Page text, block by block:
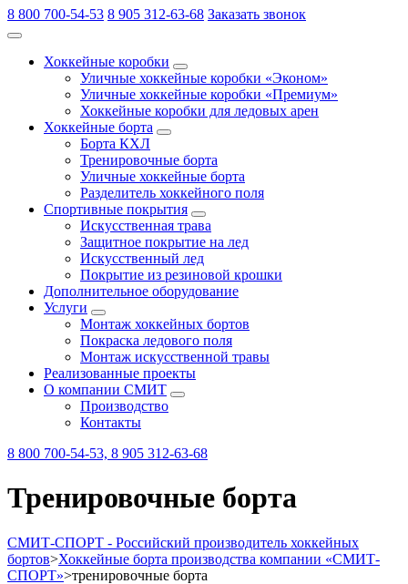
8 800 700-54-53 8 905 312-63-68 Заказать звонок
Хоккейные коробки
Уличные хоккейные коробки «Эконом»
Уличные хоккейные коробки «Премиум»
Хоккейные коробки для ледовых арен
Хоккейные борта
Борта КХЛ
Тренировочные борта
Уличные хоккейные борта
Разделитель хоккейного поля
Спортивные покрытия
Искусственная трава
Защитное покрытие на лед
Искусственный лед
Покрытие из резиновой крошки
Дополнительное оборудование
Услуги
Монтаж хоккейных бортов
Покраска ледового поля
Монтаж искусственной травы
Реализованные проекты
О компании СМИТ
Производство
Контакты
8 800 700-54-53, 8 905 312-63-68
Тренировочные борта
СМИТ-СПОРТ - Российский производитель хоккейных
бортов>Хоккейные борта производства компании «СМИТ-
СПОРТ»>тренировочные борта